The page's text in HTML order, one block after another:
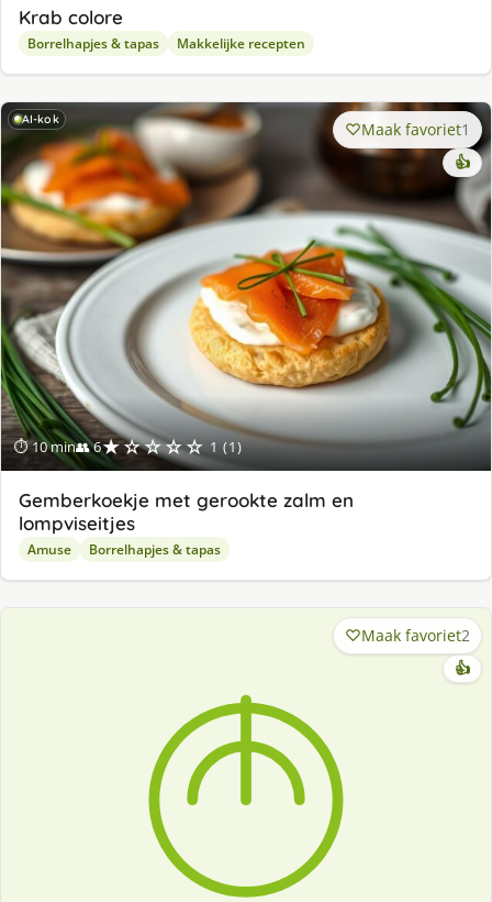
Krab colore
Borrelhapjes & tapas Makkelijke recepten
AI-kok
⏱ 10 min👥 6★☆☆☆☆ 1 (1)
Maak favoriet1
👍
Gemberkoekje met gerookte zalm en
lompviseitjes
Amuse Borrelhapjes & tapas
Maak favoriet2
👍